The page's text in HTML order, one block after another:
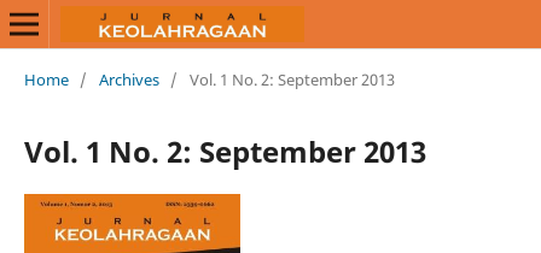
Home / Archives / Vol. 1 No. 2: September 2013
Vol. 1 No. 2: September 2013